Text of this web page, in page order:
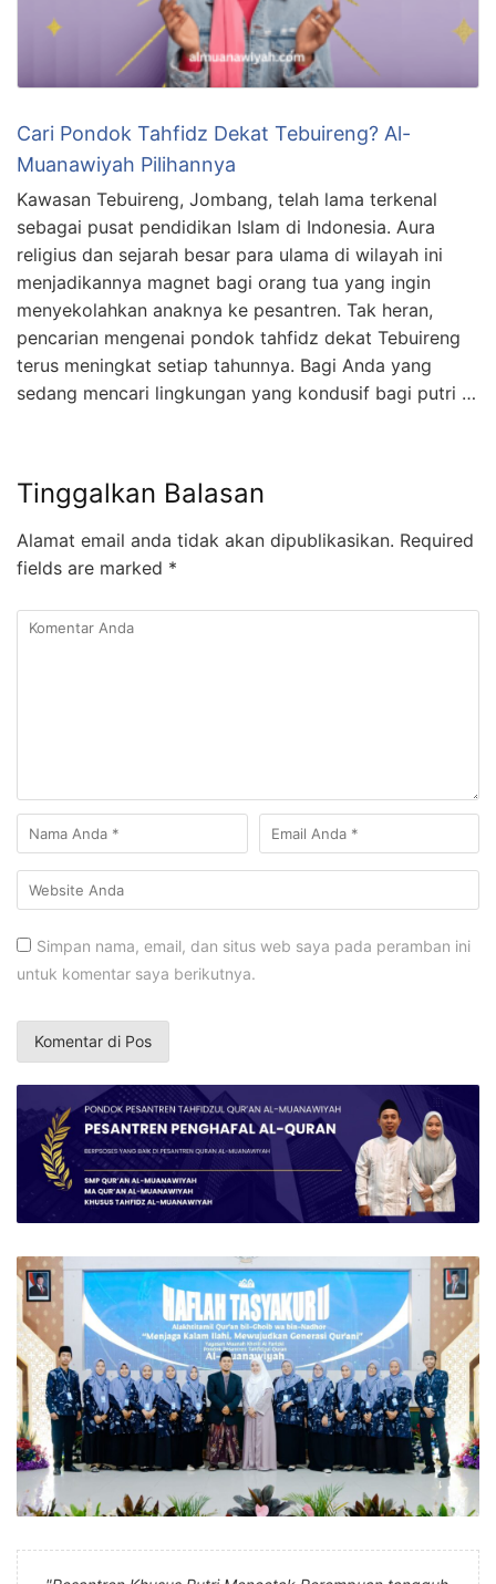
Cari Pondok Tahfidz Dekat Tebuireng? Al-
Muanawiyah Pilihannya
Kawasan Tebuireng, Jombang, telah lama terkenal
sebagai pusat pendidikan Islam di Indonesia. Aura
religius dan sejarah besar para ulama di wilayah ini
menjadikannya magnet bagi orang tua yang ingin
menyekolahkan anaknya ke pesantren. Tak heran,
pencarian mengenai pondok tahfidz dekat Tebuireng
terus meningkat setiap tahunnya. Bagi Anda yang
sedang mencari lingkungan yang kondusif bagi putri …
Tinggalkan Balasan
Alamat email anda tidak akan dipublikasikan. Required
fields are marked *
Simpan nama, email, dan situs web saya pada peramban ini
untuk komentar saya berikutnya.